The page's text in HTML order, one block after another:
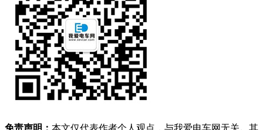
免责声明： 本文仅代表作者个人观点，与我爱电车网无关。其